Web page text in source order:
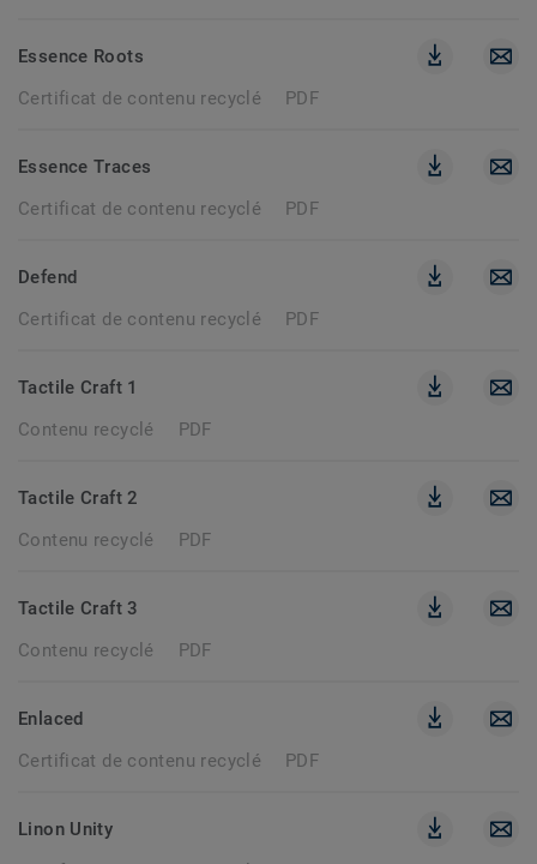
Essence Roots
Certificat de contenu recyclé
PDF
Essence Traces
Certificat de contenu recyclé
PDF
Defend
Certificat de contenu recyclé
PDF
Tactile Craft 1
Contenu recyclé
PDF
Tactile Craft 2
Contenu recyclé
PDF
Tactile Craft 3
Contenu recyclé
PDF
Enlaced
Certificat de contenu recyclé
PDF
Linon Unity